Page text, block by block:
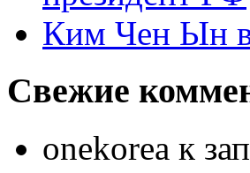
Ким Чен Ын
Свежие
onekorea к